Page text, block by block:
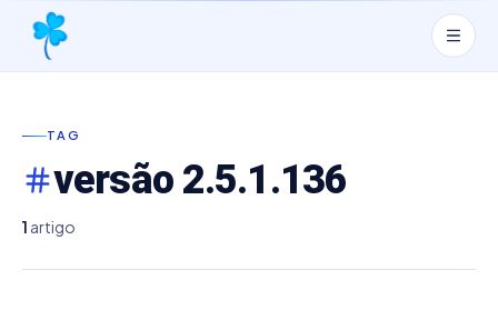
TAG
versão 2.5.1.136
1 artigo